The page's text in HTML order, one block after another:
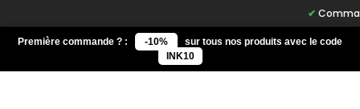
Première commande ? : -10%
sur tous nos produits avec le code
INK10